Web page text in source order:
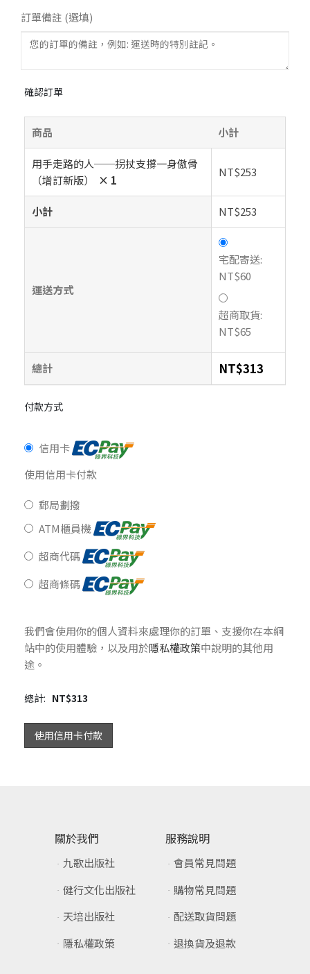
訂單備註 (選填)
確認訂單
商品 小計
用手走路的人──拐扙支撐一身傲骨
（增訂新版） × 1
NT$253
小計 NT$253
運送方式
宅配寄送:
NT$60
超商取貨:
NT$65
總計 NT$313
付款方式
信用卡
使用信用卡付款
郵局劃撥
ATM櫃員機
超商代碼
超商條碼
我們會使用你的個人資料來處理你的訂單、支援你在本網
站中的使用體驗，以及用於隱私權政策中說明的其他用
途。
總計: NT$313
使用信用卡付款
關於我們
九歌出版社
健行文化出版社
天培出版社
隱私權政策
服務說明
會員常見問題
購物常見問題
配送取貨問題
退換貨及退款